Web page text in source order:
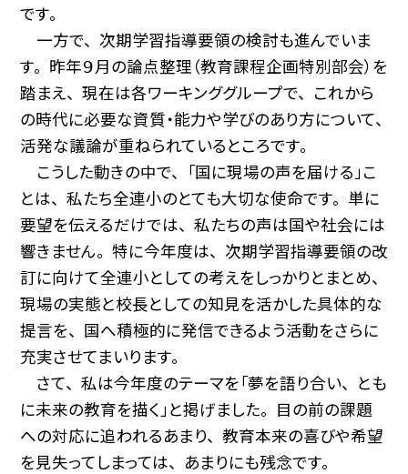
です。
一方で、 次期学習指導要領の検討も進んでいま
す。 昨年９月の論点整理（教育課程企画特別部会）を
踏まえ、 現在は各ワーキンググループで、 これから
の時代に必要な資質・能力や学びのあり方について、
活発な議論が重ねられているところです。
こうした動きの中で、 「国に現場の声を届ける」こ
とは、 私たち全連小のとても大切な使命です。 単に
要望を伝えるだけでは、 私たちの声は国や社会には
響きません。 特に今年度は、 次期学習指導要領の改
訂に向けて全連小としての考えをしっかりとまとめ、
現場の実態と校長としての知見を活かした具体的な
提言を、 国へ積極的に発信できるよう活動をさらに
充実させてまいります。
さて、 私は今年度のテーマを「夢を語り合い、 とも
に未来の教育を描く」と掲げました。 目の前の課題
への対応に追われるあまり、 教育本来の喜びや希望
を見失ってしまっては、 あまりにも残念です。